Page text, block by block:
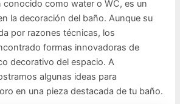
conocido como water o WC, es un
la decoración del baño. Aunque su
por razones técnicas, los
formas innovadoras de
decorativo del espacio. A
algunas ideas para
en una pieza destacada de tu baño.